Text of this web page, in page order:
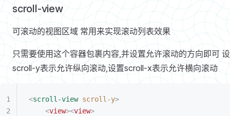
scroll-view
可滚动的视图区域 常用来实现滚动列表效果
只需要使用这个容器包裹内容,并设置允许滚动的方向即可
scroll-y表示允许纵向滚动,设置scroll-x表示允许横向滚动
<scroll-view scroll-y>
	<
view><view>